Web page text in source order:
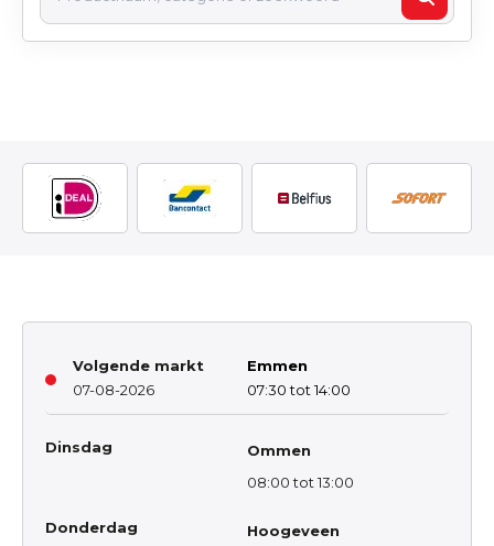
Volgende markt
07-08-2026
Emmen
07:30 tot 14:00
Dinsdag
Ommen
08:00 tot 13:00
Donderdag
Hoogeveen